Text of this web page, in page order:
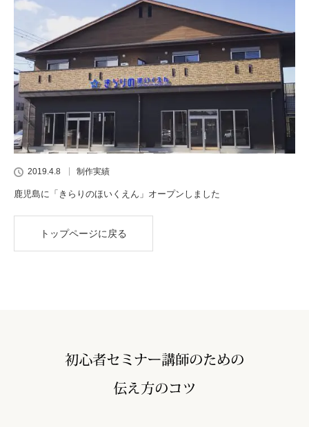
2019.4.8 制作実績
鹿児島に「きらりのほいくえん」オープンしました
トップページに戻る